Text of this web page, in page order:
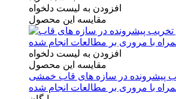
افزودن به لیست دلخواه
مقایسه این محصول
افزودن به لیست دلخواه
مقایسه این محصول
پیشرونده در سازه های قاب خمشی
با مروری بر مطالعات انجام شده